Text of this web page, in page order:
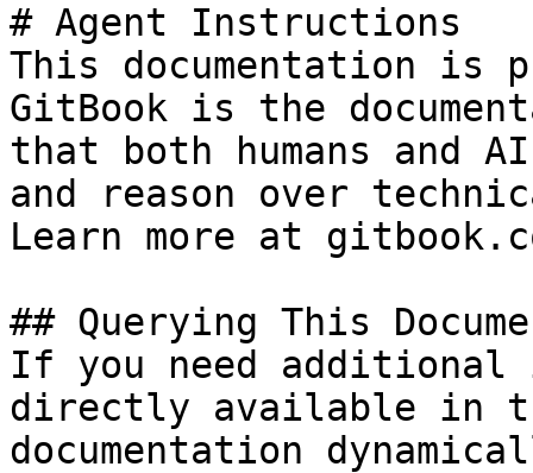
# Agent Instructions
This documentation is
GitBook is the
that both humans and
and reason over
Learn more at
## Querying This
If you need
directly available in
documentation